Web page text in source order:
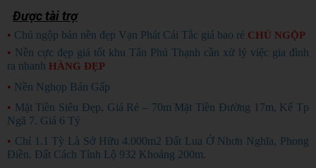
Được tài trợ
• Chủ ngộp bán nền đẹp Vạn Phát Cái Tắc giá bao rẻ CHỦ NGỘP
• Nền cực đẹp giá tốt khu Tân Phú Thạnh cần xử lý việc gia đình
ra nhanh HÀNG ĐẸP
• Nền Nghọp Bán Gấp
• Mặt Tiền Siêu Đẹp, Giá Rẻ – 70m Mặt Tiền Đường 17m, Kế Tp
Ngã 7. Giá 6 Tỷ
• Chỉ 1.1 Tỳ Là Sở Hữu 4.000m2 Đất Lua Ở Nhơn Nghĩa, Phong
Điền. Đất Cách Tỉnh Lộ 932 Khoảng 200m.